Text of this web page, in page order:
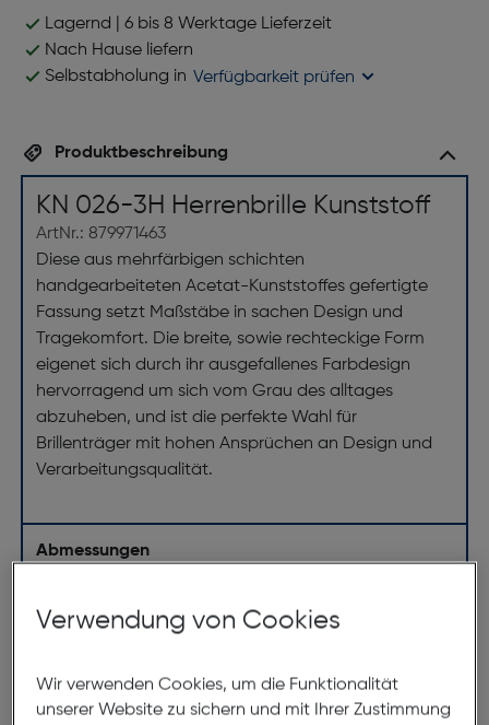
Lagernd | 6 bis 8 Werktage Lieferzeit
Nach Hause liefern
Selbstabholung in Verfügbarkeit prüfen
Produktbeschreibung
KN 026-3H Herrenbrille Kunststoff
ArtNr.: 879971463
Diese aus mehrfärbigen schichten
handgearbeiteten Acetat-Kunststoffes gefertigte
Fassung setzt Maßstäbe in sachen Design und
Tragekomfort. Die breite, sowie rechteckige Form
eigenet sich durch ihr ausgefallenes Farbdesign
hervorragend um sich vom Grau des alltages
abzuheben, und ist die perfekte Wahl für
Brillenträger mit hohen Ansprüchen an Design und
Verarbeitungsqualität.
Abmessungen
Glasbreite:
54mm
Bügellänge:140mm
Verwendung von Cookies
Wir verwenden Cookies, um die Funktionalität
unserer Website zu sichern und mit Ihrer Zustimmung